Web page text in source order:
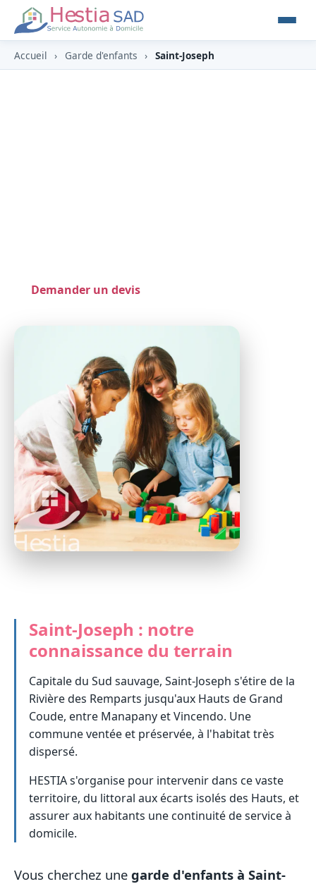
Accueil › Garde d'enfants › Saint-Joseph
Demander un devis
Saint-Joseph : notre
connaissance du terrain
Capitale du Sud sauvage, Saint-Joseph s'étire de la
Rivière des Remparts jusqu'aux Hauts de Grand
Coude, entre Manapany et Vincendo. Une
commune ventée et préservée, à l'habitat très
dispersé.
HESTIA s'organise pour intervenir dans ce vaste
territoire, du littoral aux écarts isolés des Hauts, et
assurer aux habitants une continuité de service à
domicile.
Vous cherchez une garde d'enfants à Saint-